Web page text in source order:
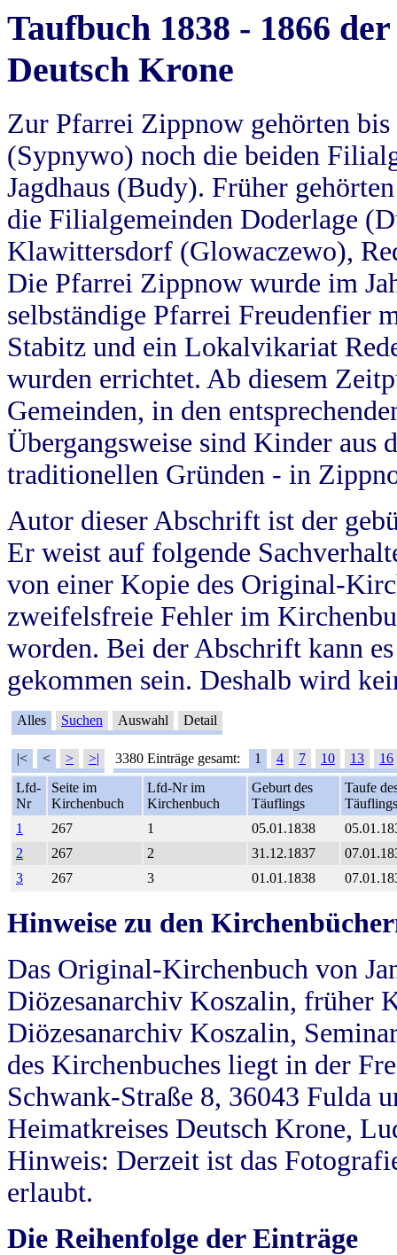
Taufbuch 1838 - 1866
Deutsch Krone
Zur Pfarrei Zippnow gehörten
(Sypnywo) noch die beiden
Jagdhaus (Budy). Früher
die Filialgemeinden Doderlage
Klawittersdorf (Glowaczewo),
Die Pfarrei Zippnow wurde im
selbständige Pfarrei Freudenfier
Stabitz und ein Lokalvikariat
wurden errichtet. Ab diesem
Gemeinden, in den
Übergangsweise sind Kinder aus
traditionellen Gründen - in
Autor dieser Abschrift ist der
Er weist auf folgende
von einer Kopie des Original-
zweifelsfreie Fehler im
worden. Bei der Abschrift kann
gekommen sein. Deshalb wird
Alles Suchen Auswahl Detail
|< < > >| 3380 Einträge gesamt: 1 4 7 10 13
16
Lfd-
Nr
Seite im
Kirchenbuch
Lfd-Nr im
Kirchenbuch
Geburt des
Täuflings
Taufe
Täuflings
1
267 1 05.01.1838
2
267 2 31.12.1837
3
267 3 01.01.1838
Hinweise zu den
Das Original-Kirchenbuch von
Diözesanarchiv Koszalin, früher
Diözesanarchiv Koszalin,
des Kirchenbuches liegt in der
Schwank-Straße 8, 36043 Fulda
Heimatkreises Deutsch Krone,
Hinweis: Derzeit ist das
erlaubt.
Die Reihenfolge der Einträge